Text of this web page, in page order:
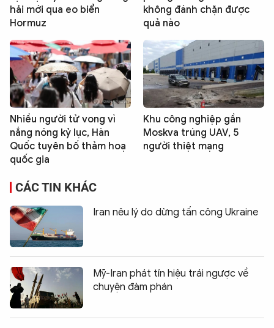
hải mới qua eo biển
Hormuz
không đánh chặn được
quả nào
Nhiều người tử vong vì
nắng nóng kỷ lục, Hàn
Quốc tuyên bố thảm hoạ
quốc gia
Khu công nghiệp gần
Moskva trúng UAV, 5
người thiệt mạng
CÁC TIN KHÁC
Iran nêu lý do dừng tấn công Ukraine
Mỹ-Iran phát tín hiệu trái ngược về
chuyện đàm phán